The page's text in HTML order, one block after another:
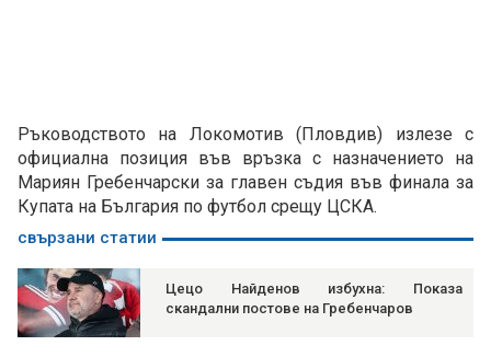
Ръководството на Локомотив (Пловдив) излезе с
официална позиция във връзка с назначението на
Мариян Гребенчарски за главен съдия във финала за
Купата на България по футбол срещу ЦСКА.
свързани статии
Цецо Найденов избухна: Показа
скандални постове на Гребенчаров